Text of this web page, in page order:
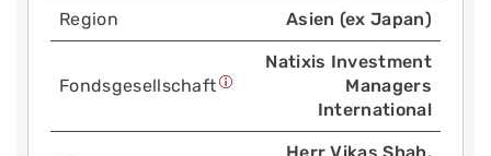
Region Asien (ex Japan)
Fonds­gesellschaft
Natixis Investment
Managers
International